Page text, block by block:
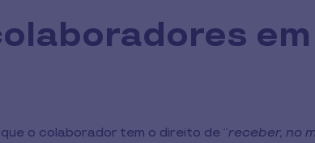
em
o colaborador tem o direito de “receber, no